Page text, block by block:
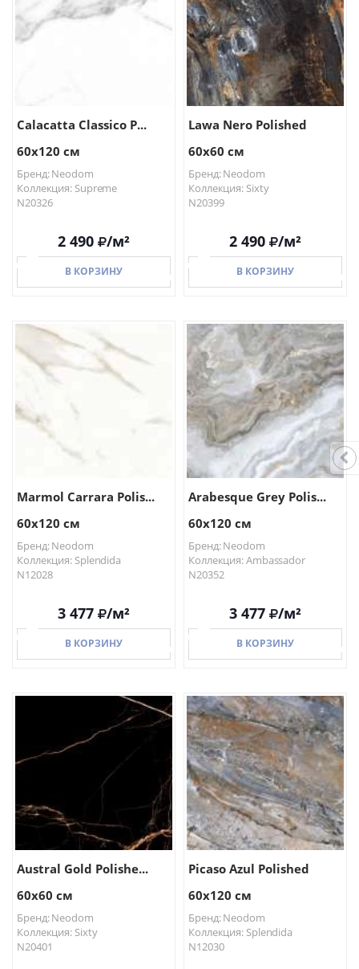
Calacatta Classico P...
60x120 см
Бренд: Neodom
Коллекция: Supreme
N20326
2 490 /м²
В КОРЗИНУ
В КОРЗИНУ
Lawa Nero Polished
60x60 см
Бренд: Neodom
Коллекция: Sixty
N20399
2 490 /м²
В КОРЗИНУ
В КОРЗИНУ
Marmol Carrara Polis...
60x120 см
Бренд: Neodom
Коллекция: Splendida
N12028
3 477 /м²
В КОРЗИНУ
В КОРЗИНУ
Arabesque Grey Polis...
60x120 см
Бренд: Neodom
Коллекция: Ambassador
N20352
3 477 /м²
В КОРЗИНУ
В КОРЗИНУ
Austral Gold Polishe...
60x60 см
Бренд: Neodom
Коллекция: Sixty
N20401
Picaso Azul Polished
60x120 см
Бренд: Neodom
Коллекция: Splendida
N12030